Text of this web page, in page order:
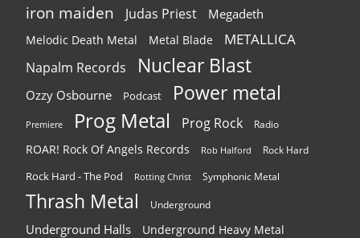
iron maiden Judas Priest Megadeth
Melodic Death Metal Metal Blade METALLICA
Napalm Records Nuclear Blast
Ozzy Osbourne Podcast Power metal
Premiere Prog Metal Prog Rock Radio
ROAR! Rock Of Angels Records Rob Halford Rock Hard
Rock Hard - The Pod Rotting Christ Symphonic Metal
Thrash Metal Underground
Underground Halls Underground Heavy Metal